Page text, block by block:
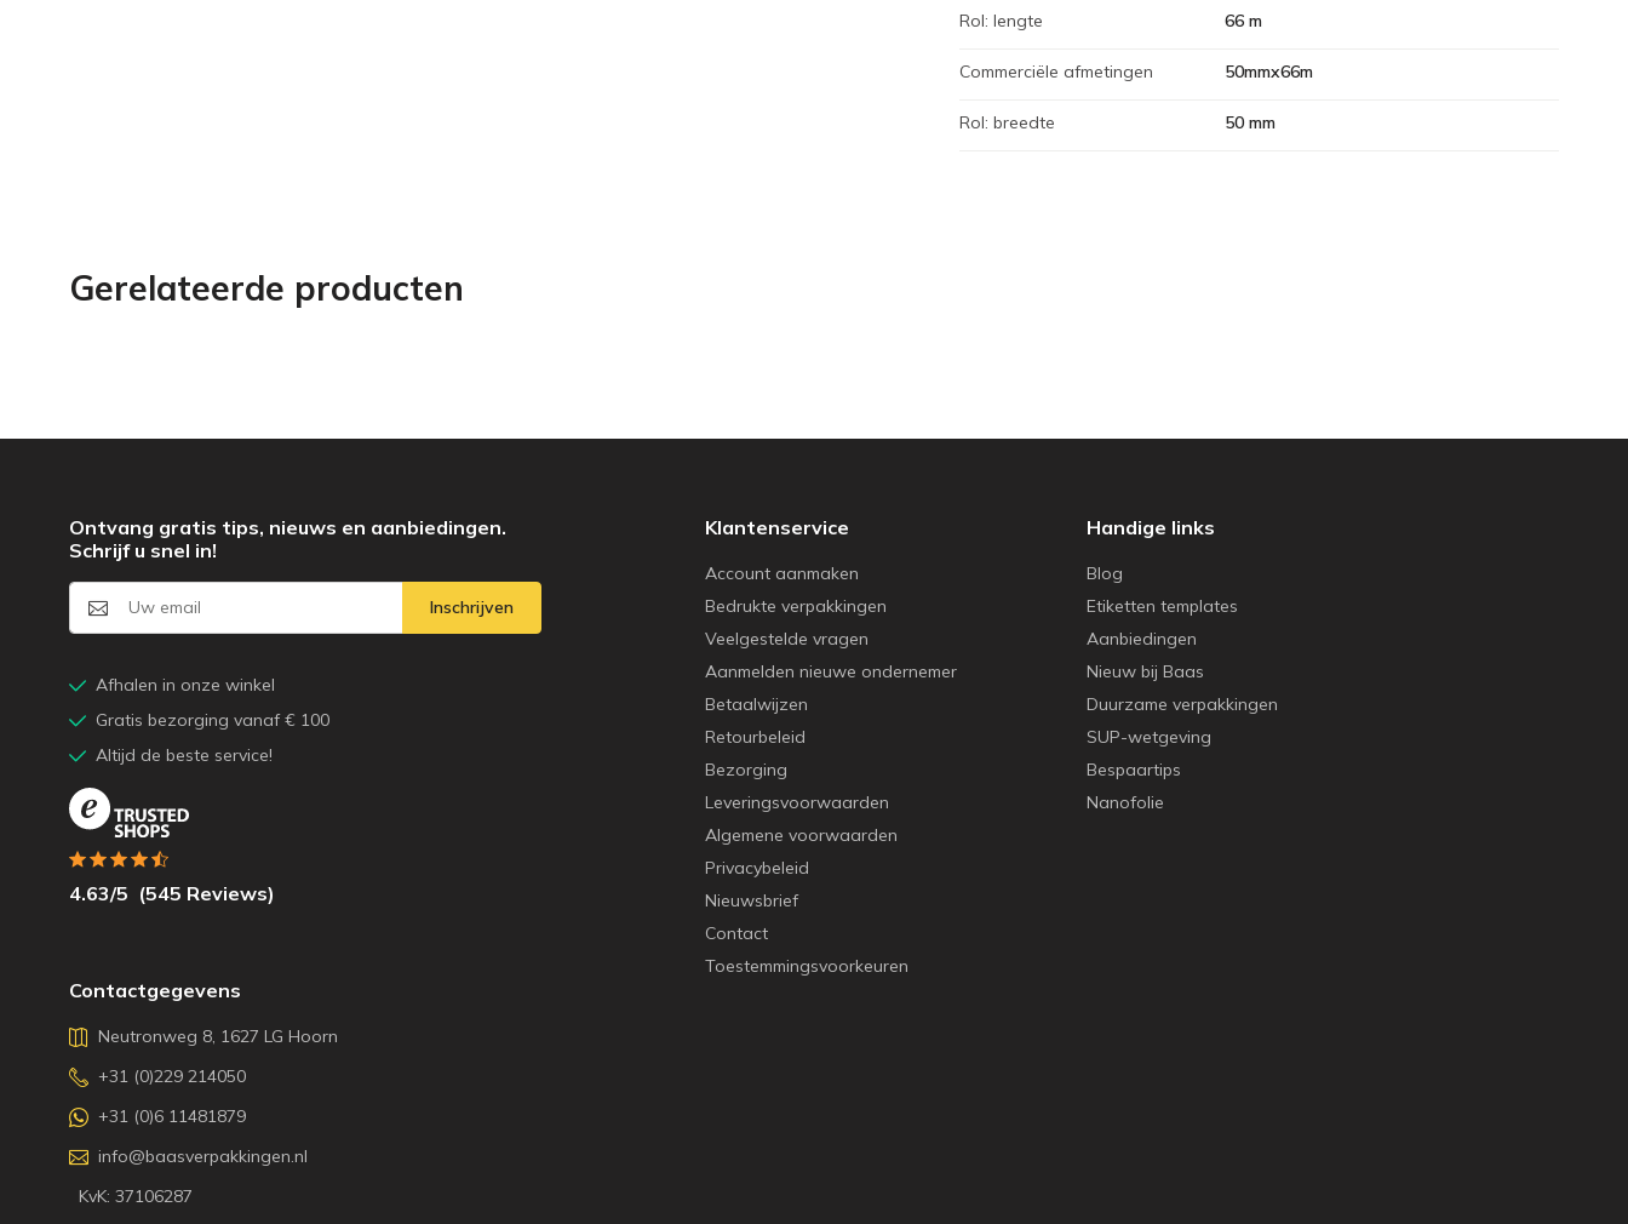
Rol: lengte 66 m
Commerciële afmetingen 50mmx66m
Rol: breedte 50 mm
Gerelateerde producten
Klantenservice
Account aanmaken
Bedrukte verpakkingen
Veelgestelde vragen
Aanmelden nieuwe ondernemer
Betaalwijzen
Retourbeleid
Bezorging
Leveringsvoorwaarden
Algemene voorwaarden
Privacybeleid
Nieuwsbrief
Contact
Toestemmingsvoorkeuren
Handige links
Blog
Etiketten templates
Aanbiedingen
Nieuw bij Baas
Duurzame verpakkingen
SUP-wetgeving
Bespaartips
Nanofolie
Contactgegevens
Neutronweg 8, 1627 LG Hoorn
+31 (0)229 214050
+31 (0)6 11481879
info@baasverpakkingen.nl
KvK: 37106287
Ontvang gratis tips, nieuws en aanbiedingen.
Schrijf u snel in!
Inschrijven
Afhalen in onze winkel
Gratis bezorging vanaf € 100
Altijd de beste service!
4.63/5 (545 Reviews)